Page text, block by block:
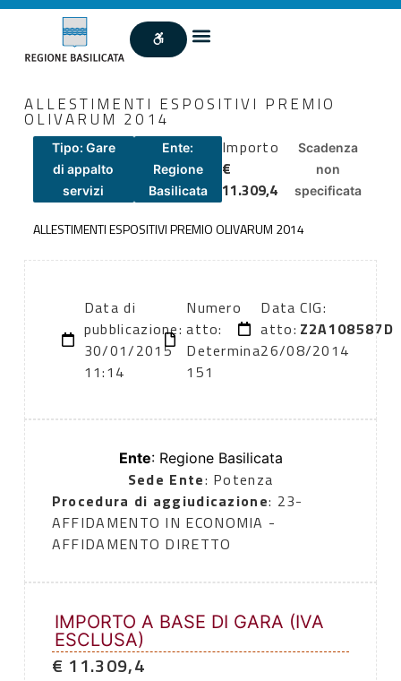
ALLESTIMENTI ESPOSITIVI PREMIO
OLIVARUM 2014
Tipo: Gare
di appalto
servizi
Ente:
Regione
Basilicata
Importo
€
11.309,4
Scadenza
non
specificata
ALLESTIMENTI ESPOSITIVI PREMIO OLIVARUM 2014
Data di
pubblicazione:
30/01/2015
11:14
Numero
atto:
Determina
151
Data
atto:
26/08/2014
CIG:
Z2A108587D
Ente: Regione Basilicata
Sede Ente: Potenza
Procedura di aggiudicazione: 23-
AFFIDAMENTO IN ECONOMIA -
AFFIDAMENTO DIRETTO
IMPORTO A BASE DI GARA (IVA
ESCLUSA)
€ 11.309,4